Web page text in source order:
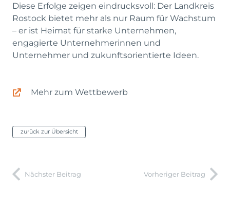
Diese Erfolge zeigen eindrucksvoll: Der Landkreis
Rostock bietet mehr als nur Raum für Wachstum
– er ist Heimat für starke Unternehmen,
engagierte Unternehmerinnen und
Unternehmer und zukunftsorientierte Ideen.
Mehr zum Wettbewerb
zurück zur Übersicht
Nächster Beitrag Vorheriger Beitrag